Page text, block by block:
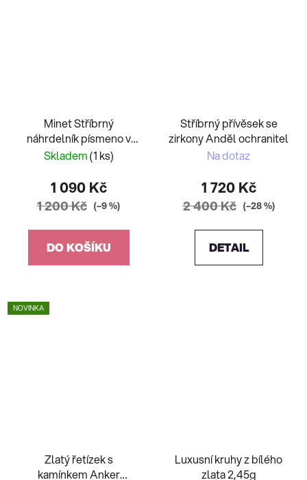
Minet Stříbrný
náhrdelník písmeno v
srdíčku "J" se zirkony
Skladem(1 ks)
1 090 Kč
1 200 Kč (–9 %)
DO KOŠÍKU
Stříbrný přívěsek se
zirkony Anděl ochranitel
Na dotaz
1 720 Kč
2 400 Kč (–28 %)
DETAIL
NOVINKA
Zlatý řetízek s
kamínkem Anker
Luxusní kruhy z bílého
zlata 2,45g